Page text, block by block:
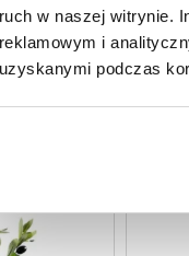
ruch w naszej witrynie.
reklamowym i
uzyskanymi podczas
Kwiaty